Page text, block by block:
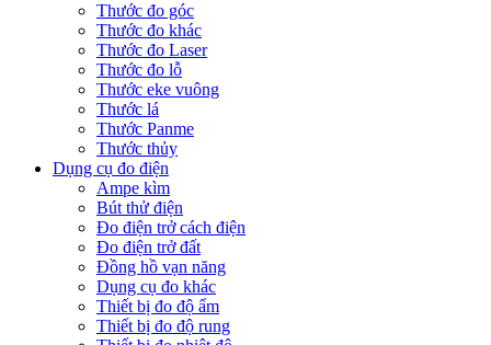
Thước đo góc
Thước đo khác
Thước đo Laser
Thước đo lỗ
Thước eke vuông
Thước lá
Thước Panme
Thước thủy
Dụng cụ đo điện
Ampe kìm
Bút thử điện
Đo điện trở cách điện
Đo điện trở đất
Đồng hồ vạn năng
Dụng cụ đo khác
Thiết bị đo độ ẩm
Thiết bị đo độ rung